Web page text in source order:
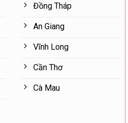
Đồng Tháp
An Giang
Vĩnh Long
Cần Thơ
Cà Mau